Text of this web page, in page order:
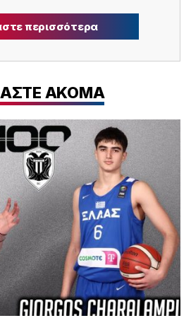
περισσότερα
ΑΚΟΜΑ